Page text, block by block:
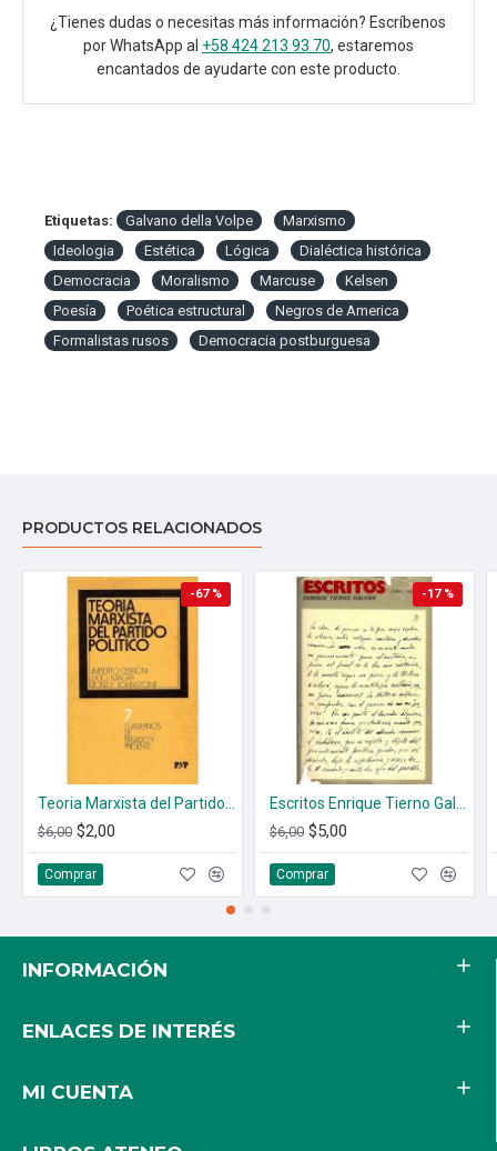
¿Tienes dudas o necesitas más información? Escríbenos
por WhatsApp al +58 424 213 93 70, estaremos
encantados de ayudarte con este producto.
Etiquetas: Galvano della Volpe
Marxismo
Ideologia
Estética Lógica
Dialéctica histórica
Democracia
Moralismo Marcuse
Kelsen
Poesía
Poética estructural
Negros de America
Formalistas rusos
Democracia postburguesa
PRODUCTOS RELACIONADOS
-67 %
$6,00 $2,00
Comprar
-17 %
$6,00 $5,00
Comprar
INFORMACIÓN
ENLACES DE INTERÉS
MI CUENTA